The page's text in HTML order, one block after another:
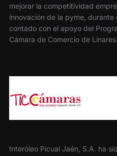
mejorar la competitividad
innovación de la pyme, durante
contado con el apoyo del
Cámara de Comercio de
Interóleo Picual Jaén, S.A. ha